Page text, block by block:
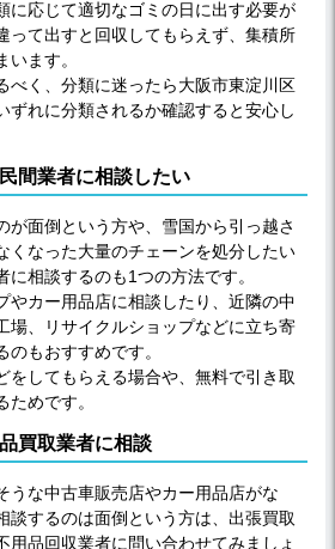
に応じて適切なゴミの日に出す必要が
って出すと回収してもらえず、集積所
ます。
べく、分類に迷ったら大阪市東淀川区
ずれに分類されるか確認すると安心し
間業者に相談したい
が面倒という方や、雪国から引っ越さ
くなった大量のチェーンを処分したい
に相談するのも1つの方法です。
やカー用品店に相談したり、近隣の中
場、リサイクルショップなどに立ち寄
のもおすすめです。
をしてもらえる場合や、無料で引き取
ためです。
買取業者に相談
うな中古車販売店やカー用品店がな
談するのは面倒という方は、出張買取
用品回収業者に問い合わせてみましょ